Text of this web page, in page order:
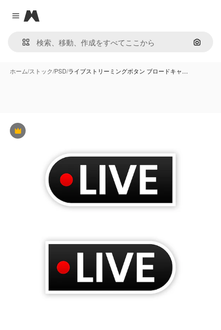
Close menu
Magnific
画像で
ホーム/ストック/PSD/ライブストリーミングボタン ブロードキャ…
Premium